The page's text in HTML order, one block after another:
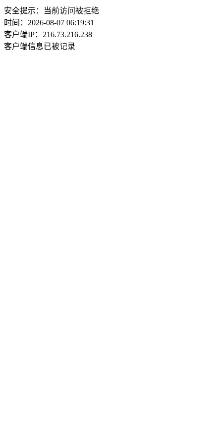
安全提示：当前访问被拒绝
时间：2026-08-07 06:19:31
客户端IP：216.73.216.238
客户端信息已被记录